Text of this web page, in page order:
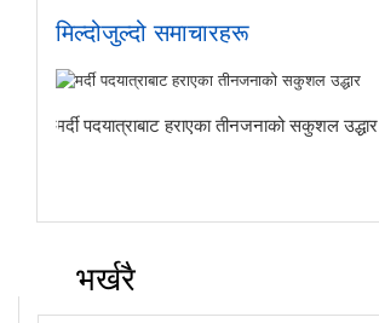
मिल्दोजुल्दो समाचारहरू
मर्दी पदयात्राबाट हराएका तीनजनाको सकुशल उद्धार
भर्खरै